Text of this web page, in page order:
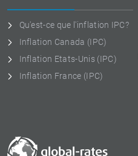
Qu'est-ce que l'inflation IPC?
Inflation Canada (IPC)
Inflation Etats-Unis (IPC)
Inflation France (IPC)